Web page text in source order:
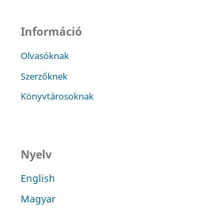
Információ
Olvasóknak
Szerzőknek
Könyvtárosoknak
Nyelv
English
Magyar